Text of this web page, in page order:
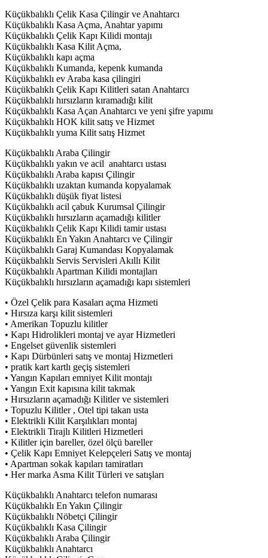
Küçükbalıklı Çelik Kasa Çilingir ve Anahtarcı
Küçükbalıklı Kasa Açma, Anahtar yapımı
Küçükbalıklı Çelik Kapı Kilidi montajı
Küçükbalıklı Kasa Kilit Açma,
Küçükbalıklı kapı açma
Küçükbalıklı Kumanda, kepenk kumanda
Küçükbalıklı ev Araba kasa çilingiri
Küçükbalıklı Çelik Kapı Kilitleri satan Anahtarcı
Küçükbalıklı hırsızların kıramadığı kilit
Küçükbalıklı Kasa Açan Anahtarcı ve yeni şifre yapımı
Küçükbalıklı HOK kilit satış ve Hizmet
Küçükbalıklı yuma Kilit satış Hizmet
Küçükbalıklı Araba Çilingir
Küçükbalıklı yakın ve acil anahtarcı ustası
Küçükbalıklı Araba kapısı Çilingir
Küçükbalıklı uzaktan kumanda kopyalamak
Küçükbalıklı düşük fiyat listesi
Küçükbalıklı acil çabuk Kurumsal Çilingir
Küçükbalıklı hırsızların açamadığı kilitler
Küçükbalıklı Çelik Kapı Kilidi tamir ustası
Küçükbalıklı En Yakın Anahtarcı ve Çilingir
Küçükbalıklı Garaj Kumandası Kopyalamak
Küçükbalıklı Servis Servisleri Akıllı Kilit
Küçükbalıklı Apartman Kilidi montajları
Küçükbalıklı hırsızların açamadığı kapı sistemleri
• Özel Çelik para Kasaları açma Hizmeti
• Hırsıza karşı kilit sistemleri
• Amerikan Topuzlu kilitler
• Kapı Hidrolikleri montaj ve ayar Hizmetleri
• Engelset güvenlik sistemleri
• Kapı Dürbünleri satış ve montaj Hizmetleri
• pratik kart kartlı geçiş sistemleri
• Yangın Kapıları emniyet Kilit montajı
• Yangın Exit kapısına kilit takmak
• Hırsızların açamadığı Kilitler ve sistemleri
• Topuzlu Kilitler , Otel tipi takan usta
• Elektrikli Kilit Karşılıkları montaj
• Elektrikli Tirajlı Kilitleri Hizmetleri
• Kilitler için bareller, özel ölçü bareller
• Çelik Kapı Emniyet Kelepçeleri Satış ve montaj
• Apartman sokak kapıları tamiratları
• Her marka Asma Kilit Türleri ve satışları
Küçükbalıklı Anahtarcı telefon numarası
Küçükbalıklı En Yakın Çilingir
Küçükbalıklı Nöbetçi Çilingir
Küçükbalıklı Kasa Çilingir
Küçükbalıklı Araba Çilingir
Küçükbalıklı Anahtarcı